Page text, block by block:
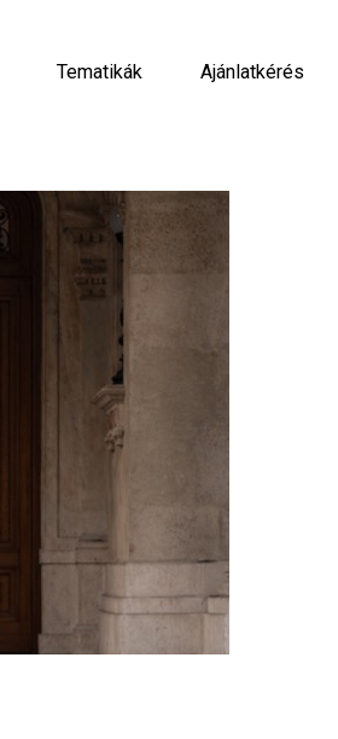
Tematikák Ajánlatkérés